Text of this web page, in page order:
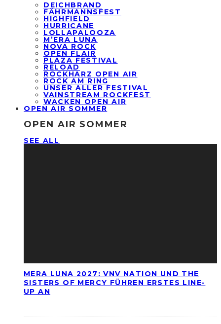
DEICHBRAND
FÄHRMANNSFEST
HIGHFIELD
HURRICANE
LOLLAPALOOZA
M’ERA LUNA
NOVA ROCK
OPEN FLAIR
PLAZA FESTIVAL
RELOAD
ROCKHARZ OPEN AIR
ROCK AM RING
UNSER ALLER FESTIVAL
VAINSTREAM ROCKFEST
WACKEN OPEN AIR
OPEN AIR SOMMER
OPEN AIR SOMMER
SEE ALL
MERA LUNA 2027: VNV NATION UND THE
SISTERS OF MERCY FÜHREN ERSTES LINE-
UP AN